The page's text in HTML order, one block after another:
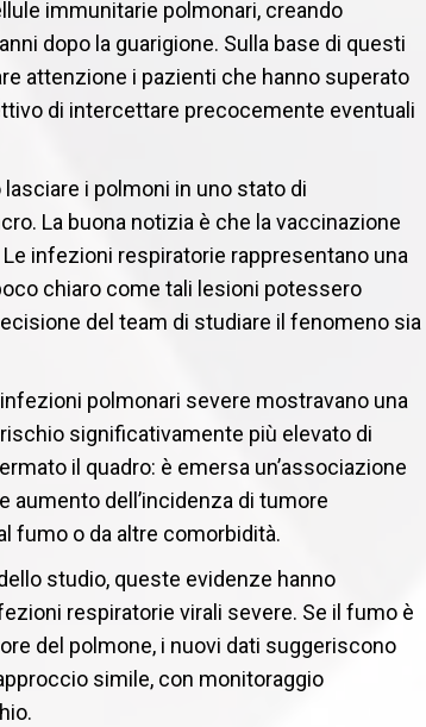
immunitarie polmonari, creando
dopo la guarigione. Sulla base di questi
attenzione i pazienti che hanno superato
di intercettare precocemente eventuali
i polmoni in uno stato di
La buona notizia è che la vaccinazione
infezioni respiratorie rappresentano una
chiaro come tali lesioni potessero
del team di studiare il fenomeno sia
polmonari severe mostravano una
significativamente più elevato di
il quadro: è emersa un’associazione
aumento dell’incidenza di tumore
fumo o da altre comorbidità.
studio, queste evidenze hanno
respiratorie virali severe. Se il fumo è
del polmone, i nuovi dati suggeriscono
simile, con monitoraggio